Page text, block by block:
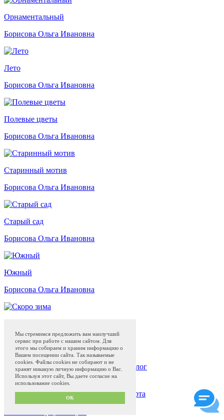
Орнаментальный
Борисова Ольга Ивановна
Лето
Борисова Ольга Ивановна
Полевые цветы
Борисова Ольга Ивановна
Старинный мотив
Борисова Ольга Ивановна
Старый сад
Борисова Ольга Ивановна
Южный
Борисова Ольга Ивановна
Борисова Ольга Ивановна
Жостовская роспись Магазин Музей
Блог
Программа привилегий с 01.04.2024
Сделано вQS50.ru
Политика конфиденциальности и оферта
Пользовательское соглашение
Мы стремимся предложить вам наилучший
сервис при работе с нашим сайтом. Для
этого мы собираем и храним информацию о
Вашем посещении сайта. Так называемые
cookies. Файлы cookies не собирают и не
хранят никакую личную информацию о Вас.
Используя этот сайт, Вы даете согласие на
использование cookies.
OK